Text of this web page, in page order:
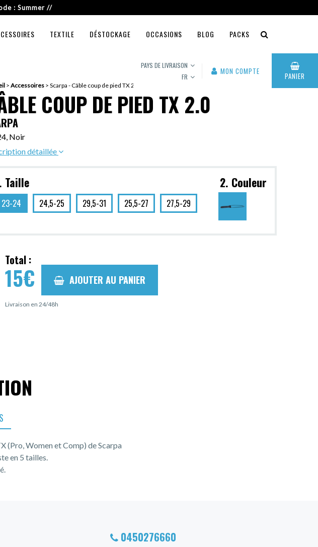
: Summer //
TEXTILE DÉSTOCKAGE OCCASIONS BLOG PACKS
PAYS DE LIVRAISON
FR
MON COMPTE PANIER
> Accessoires > Scarpa - Câble coup de pied TX 2.0
COUP DE PIED TX 2.0
Noir
détaillée
Taille
23-24 24,5-25 29,5-31 25,5-27 27,5-29
2. Couleur
Total :
15€ AJOUTER AU PANIER
Livraison en 24/48h
(Pro, Women et Comp) de Scarpa
en 5 tailles.
0450276660